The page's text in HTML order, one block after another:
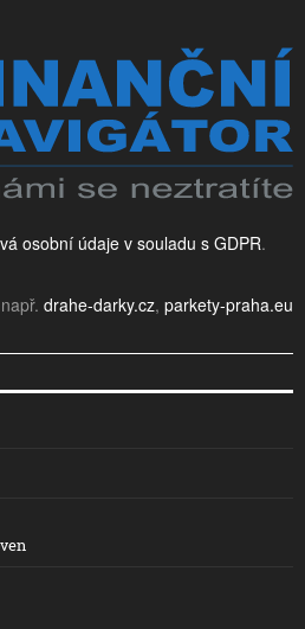
osobní údaje v souladu s GDPR.
drahe-darky.cz, parkety-praha.eu